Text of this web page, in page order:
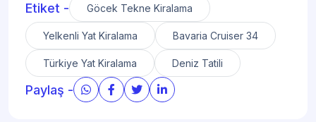
Etiket - Göcek Tekne Kiralama
Yelkenli Yat Kiralama Bavaria Cruiser 34
Türkiye Yat Kiralama Deniz Tatili
Paylaş -